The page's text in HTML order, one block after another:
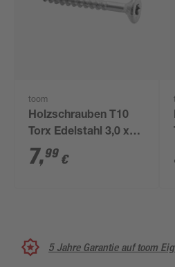
toom
Holzschrauben T10
Torx Edelstahl 3,0 x
25 mm 50 Stück
7,99 €
5 Jahre Garantie auf toom